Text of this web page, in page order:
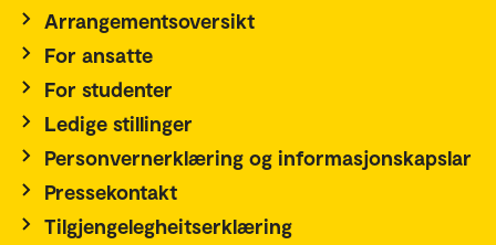
Arrangementsoversikt
For ansatte
For studenter
Ledige stillinger
Personvernerklæring og informasjonskapslar
Pressekontakt
Tilgjengelegheitserklæring